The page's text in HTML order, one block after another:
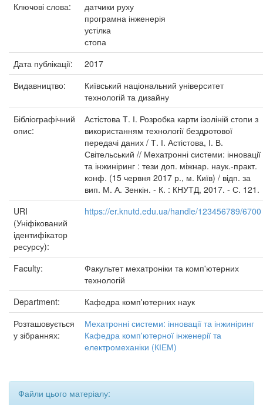
Ключові слова:
датчики руху
програмна інженерія
устілка
стопа
Дата публікації:
2017
Видавництво:
Київський національний університет
технологій та дизайну
Бібліографічний
опис:
Астістова Т. І. Розробка карти ізоліній стопи з
використанням технології бездротової
передачі даних / Т. І. Астістова, І. В.
Світельський // Мехатронні системи: інновації
та інжиніринг : тези доп. міжнар. наук.-практ.
конф. (15 червня 2017 р., м. Київ) / відп. за
вип. М. А. Зенкін. - К. : КНУТД, 2017. - С. 121.
URI
(Уніфікований
ідентифікатор
ресурсу):
https://er.knutd.edu.ua/handle/123456789/6700
Faculty:
Факультет мехатроніки та комп'ютерних
технологій
Department:
Кафедра комп'ютерних наук
Розташовується
у зібраннях:
Мехатронні системи: інновації та інжиніринг
Кафедра комп'ютерної інженерії та
електромеханіки (КІЕМ)
Файли цього матеріалу: